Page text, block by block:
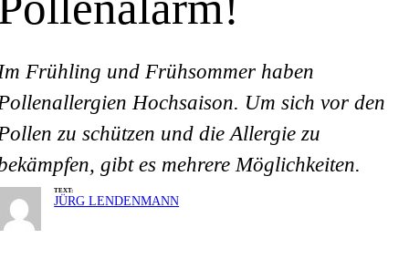
Frühling und Frühsommer haben
Hochsaison. Um sich vor den
zu schützen und die Allergie zu
gibt es mehrere Möglichkeiten.
TEXT:
JÜRG LENDENMANN